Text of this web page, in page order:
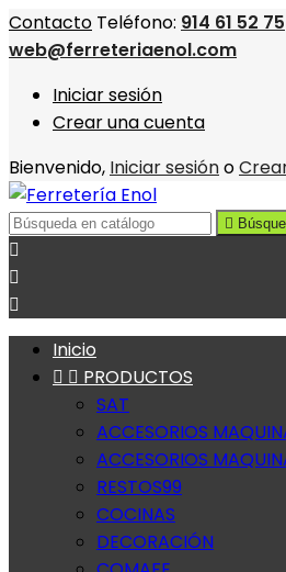
Contacto Teléfono: 914 61 52 75
web@ferreteriaenol.com
Iniciar sesión
Crear una cuenta
Bienvenido, Iniciar sesióno




Inicio
  PRODUCTOS
SAT
ACCESORIOS
ACCESORIOS
RESTOS99
COCINAS
DECORACIÓN